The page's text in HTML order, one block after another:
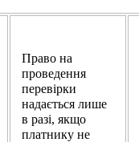
Право на
проведення
перевірки
надається лише
в разі, якщо
платнику не